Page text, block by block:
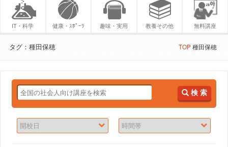
IT・科学 健康・ｽﾎﾟｰﾂ 趣味・実用 教養その他 無料講座
タグ：種田保穂 TOP種田保穂
検 索